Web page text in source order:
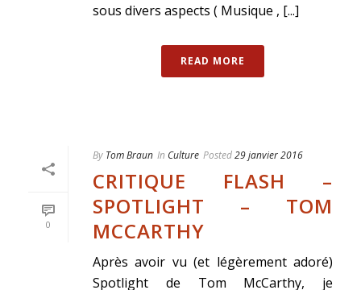
sous divers aspects ( Musique , [...]
READ MORE
0
By Tom Braun In Culture Posted29 janvier 2016
CRITIQUE FLASH –
SPOTLIGHT – TOM
MCCARTHY
Après avoir vu (et légèrement adoré)
Spotlight de Tom McCarthy, je